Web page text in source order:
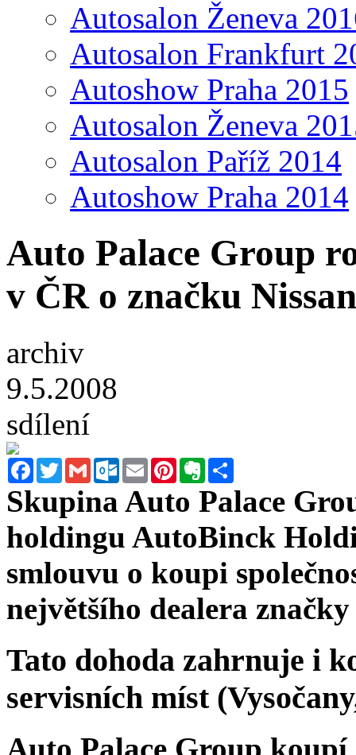
Autosalon Ženeva
Autosalon Frankfurt
Autoshow Praha 2015
Autosalon Ženeva
Autosalon Paříž 2014
Autoshow Praha 2014
Auto Palace Group
v ČR o značku Nissan
archiv
9.5.2008
sdílení
FacebookTwitterGmail Outlook.com
Email PinterestEvernote
Skupina Auto Palace
holdingu AutoBinck
smlouvu o koupi
největšího dealera
Tato dohoda zahrnuje i
servisních míst